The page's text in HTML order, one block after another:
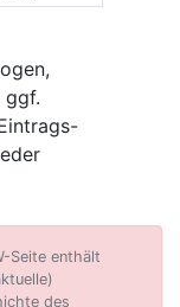
ggf.
Seite enthält
des